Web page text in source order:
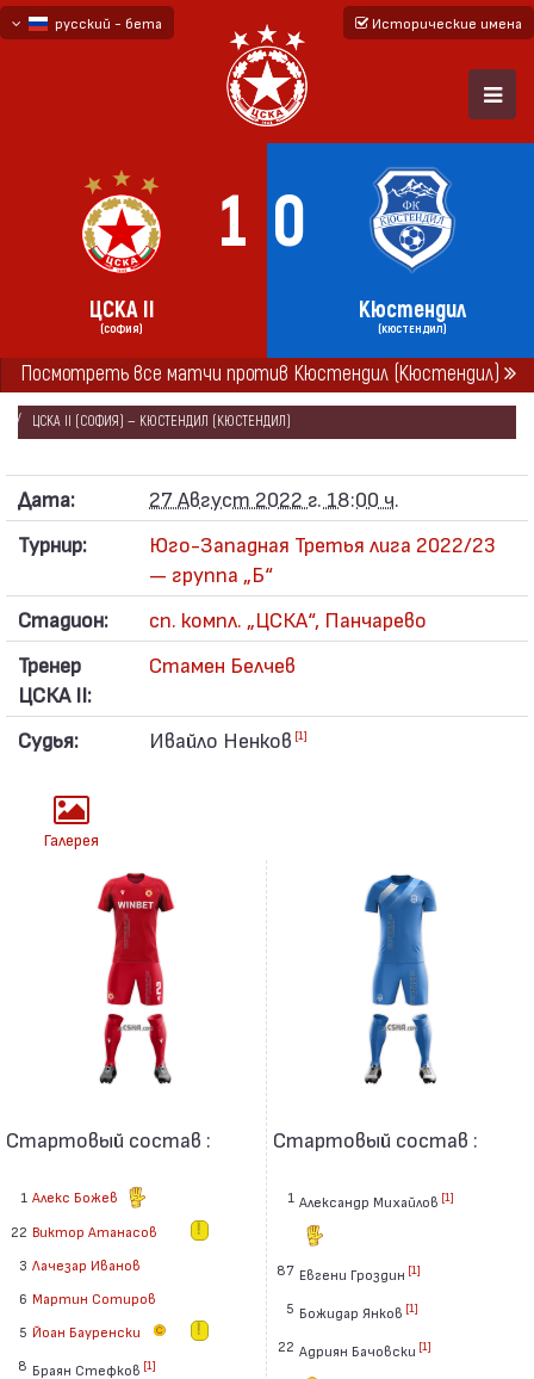
русский - бета
Исторические имена
1 0
ЦСКА II
(СОФИЯ)
Кюстендил
(КЮСТЕНДИЛ)
Посмотреть все матчи против Кюстендил (Кюстендил)
ГЛАВНАЯ СЕЗОНЫ
2022/23
ЮГО-ЗАПАДНАЯ ТРЕТЬЯ ЛИГА 2022/23 — ГРУППА „Б“
ЦСКА II (СОФИЯ) — КЮСТЕНДИЛ (КЮСТЕНДИЛ)
Дата:
27 Август 2022 г. 18:00 ч.
Турнир:
Юго-Западная Третья лига 2022/23
— группа „Б“
Стадион:
сп. компл. „ЦСКА“, Панчарево
Тренер
ЦСКА II:
Стамен Белчев
Судья: Ивайло Ненков [1]
Галерея
Стартовый состав :
1 Алекс Божев
22 Виктор Атанасов
3 Лачезар Иванов
6 Мартин Сотиров
5 Йоан Бауренски
8 Браян Стефков [1]
Стартовый состав :
1 Александр Михайлов [1]
87 Евгени Гроздин [1]
5 Божидар Янков [1]
22 Адриян Бачовски [1]